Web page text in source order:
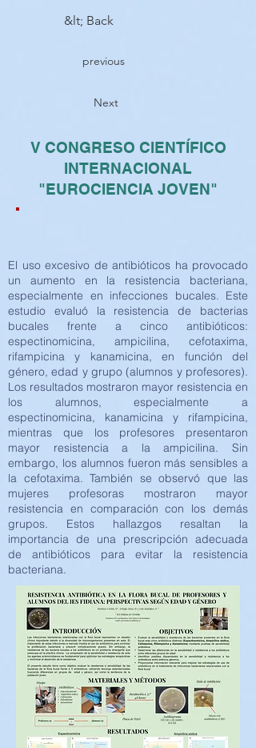
&lt; Back
previous
Next
V CONGRESO CIENTÍFICO
INTERNACIONAL
"EUROCIENCIA JOVEN"
El uso excesivo de antibióticos ha provocado
un aumento en la resistencia bacteriana,
especialmente en infecciones bucales. Este
estudio evaluó la resistencia de bacterias
bucales frente a cinco antibióticos:
espectinomicina, ampicilina, cefotaxima,
rifampicina y kanamicina, en función del
género, edad y grupo (alumnos y profesores).
Los resultados mostraron mayor resistencia en
los alumnos, especialmente a
espectinomicina, kanamicina y rifampicina,
mientras que los profesores presentaron
mayor resistencia a la ampicilina. Sin
embargo, los alumnos fueron más sensibles a
la cefotaxima. También se observó que las
mujeres profesoras mostraron mayor
resistencia en comparación con los demás
grupos. Estos hallazgos resaltan la
importancia de una prescripción adecuada
de antibióticos para evitar la resistencia
bacteriana.